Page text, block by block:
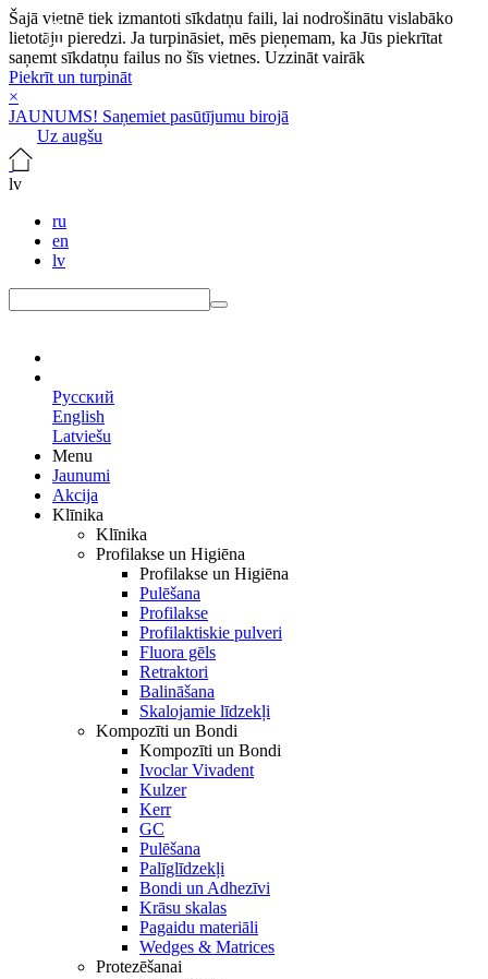
Šajā vietnē tiek izmantoti sīkdatņu faili, lai nodrošinātu vislabāko
lietotāju pieredzi. Ja turpināsiet, mēs pieņemam, ka Jūs piekrītat
saņemt sīkdatņu failus no šīs vietnes. Uzzināt vairāk
Piekrīt un turpināt
×
JAUNUMS! Saņemiet pasūtījumu birojā
Uz augšu
lv
ru
en
lv
Русский
English
Latviešu
Menu
Jaunumi
Akcija
Klīnika
Klīnika
Profilakse un Higiēna
Profilakse un Higiēna
Pulēšana
Profilakse
Profilaktiskie pulveri
Fluora gēls
Retraktori
Balināšana
Skalojamie līdzekļi
Kompozīti un Bondi
Kompozīti un Bondi
Ivoclar Vivadent
Kulzer
Kerr
GC
Pulēšana
Palīglīdzekļi
Bondi un Adhezīvi
Krāsu skalas
Pagaidu materiāli
Wedges & Matrices
Protezēšanai